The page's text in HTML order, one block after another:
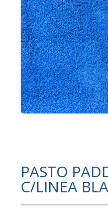
PASTO
C/LINEA